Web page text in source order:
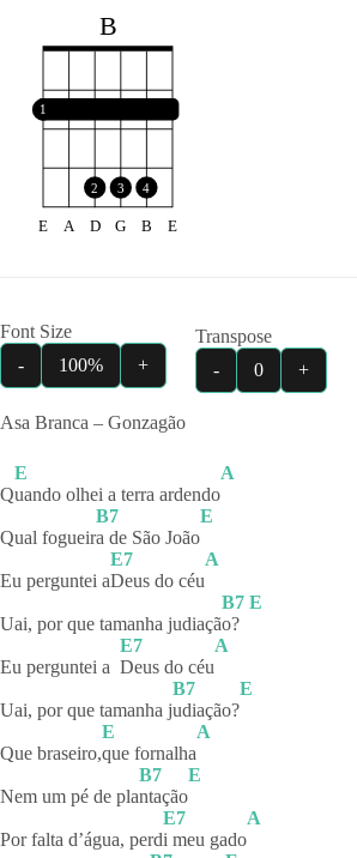
B
1
2 3 4
E A D G B E
Font Size
-
100% +
Transpose
-
0 +
Asa Branca – Gonzagão
Q
E
uando olhei a terra ardendo
A
Qual fogueir
B7
a de São João
E
Eu perguntei a
E7
Deus do céu
A
Uai, por que tamanha judiaçã
B7
o?
E
Eu perguntei a
E7
Deus do céu
A
Uai, por que tamanha j
B7
udiação?
E
Que braseiro,
E
que fornalha
A
Nem um pé de pla
B7
ntação
E
Por falta d’água, perd
E7
i meu gado
A